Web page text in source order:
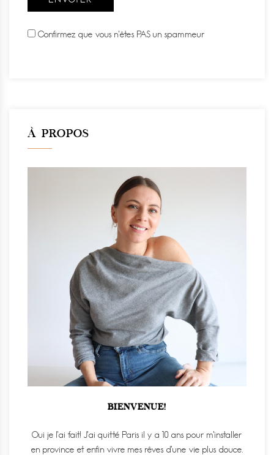
Confirmez que vous n'êtes PAS un spammeur
À PROPOS
BIENVENUE!
Oui je l'ai fait! J'ai quitté Paris il y a 10 ans pour m'installer
en province et enfin vivre mes rêves d'une vie plus douce.